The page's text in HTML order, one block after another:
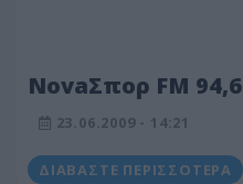
NovaΣπορ FM 94,6
23.06.2009 - 14:21
ΔΙΑΒΆΣΤΕ ΠΕΡΙΣΣΌΤΕΡΑ